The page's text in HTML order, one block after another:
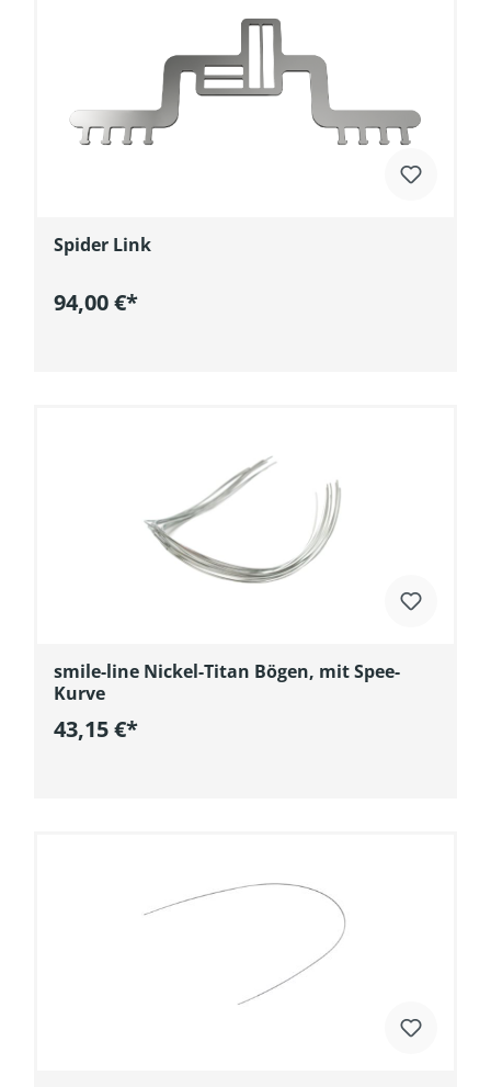
Spider Link
94,00 €*
smile-line Nickel-Titan Bögen, mit Spee-
Kurve
43,15 €*